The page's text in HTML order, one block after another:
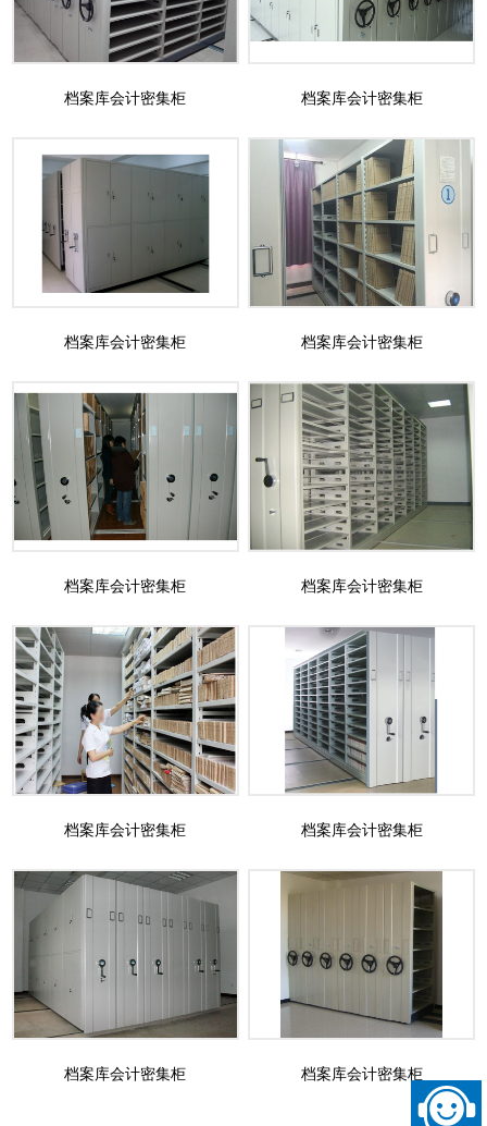
档案库会计密集柜 档案库会计密集柜
档案库会计密集柜 档案库会计密集柜
档案库会计密集柜 档案库会计密集柜
档案库会计密集柜 档案库会计密集柜
档案库会计密集柜 档案库会计密集柜